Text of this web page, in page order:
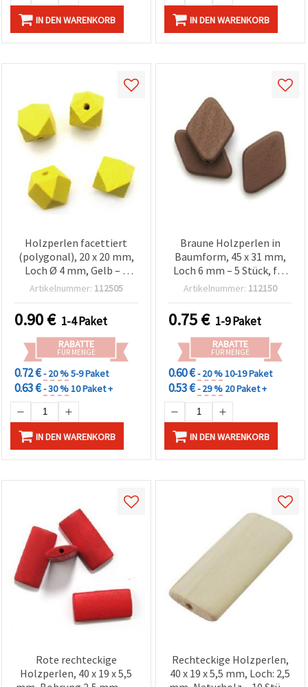
IN DEN WARENKORB IN DEN WARENKORB
Holzperlen facettiert
(polygonal), 20 x 20 mm,
Loch Ø 4 mm, Gelb – 5
Stück, für
Armbänder, Ketten und
Dekoration
Artikelnummer: 112505
0.90€ 1-4 Paket
RABATTE
FÜR MENGE
0.72 €- 20 %5-9 Paket
0.63 €- 30 %10 Paket +
IN DEN WARENKORB
Braune Holzperlen in
Baumform, 45 x 31 mm,
Loch 6 mm – 5 Stück, für
Basteln &
Artikelnummer: 112150
0.75€ 1-9 Paket
RABATTE
FÜR MENGE
0.60 €- 20 %10-19 Paket
0.53 €- 29 % 20 Paket +
IN DEN WARENKORB
Rote rechteckige
Holzperlen, 40 x 19 x 5,5
Rechteckige Holzperlen,
40 x 19 x 5,5 mm, Loch: 2,5